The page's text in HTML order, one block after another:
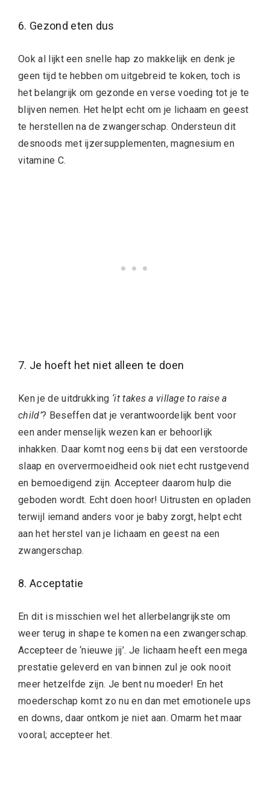
6. Gezond eten dus
Ook al lijkt een snelle hap zo makkelijk en denk je
geen tijd te hebben om uitgebreid te koken, toch is
het belangrijk om gezonde en verse voeding tot je te
blijven nemen. Het helpt echt om je lichaam en geest
te herstellen na de zwangerschap. Ondersteun dit
desnoods met ijzersupplementen, magnesium en
vitamine C.
7. Je hoeft het niet alleen te doen
Ken je de uitdrukking ‘it takes a village to raise a
child’? Beseffen dat je verantwoordelijk bent voor
een ander menselijk wezen kan er behoorlijk
inhakken. Daar komt nog eens bij dat een verstoorde
slaap en oververmoeidheid ook niet echt rustgevend
en bemoedigend zijn. Accepteer daarom hulp die
geboden wordt. Echt doen hoor! Uitrusten en opladen
terwijl iemand anders voor je baby zorgt, helpt echt
aan het herstel van je lichaam en geest na een
zwangerschap.
8. Acceptatie
En dit is misschien wel het allerbelangrijkste om
weer terug in shape te komen na een zwangerschap.
Accepteer de ‘nieuwe jij’. Je lichaam heeft een mega
prestatie geleverd en van binnen zul je ook nooit
meer hetzelfde zijn. Je bent nu moeder! En het
moederschap komt zo nu en dan met emotionele ups
en downs, daar ontkom je niet aan. Omarm het maar
vooral; accepteer het.